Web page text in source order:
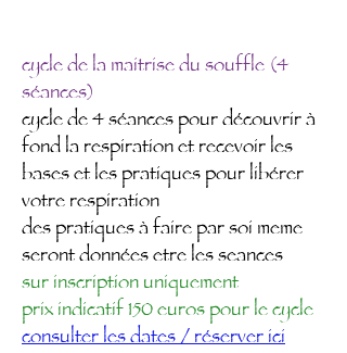
cycle de la maitrise du souffle (4
séances)
cycle de 4 séances pour découvrir à
fond la respiration et recevoir les
bases et les pratiques pour libérer
votre respiration
​des pratiques à faire par soi meme
seront données etre les seances
sur inscription uniquement
prix indicatif 150 euros pour le cycle
consulter les dates / réserver ici